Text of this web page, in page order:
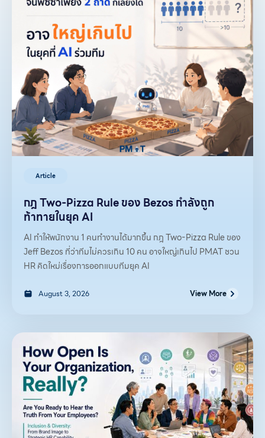
Article
กฎ Two-Pizza Rule ของ Bezos กำลังถูก
ท้าทายในยุค AI
AI ทำให้พนักงาน 1 คนทำงานได้มากขึ้น กฎ Two-Pizza Rule ของ
Jeff Bezos ที่ว่าทีมไม่ควรเกิน 10 คน อาจใหญ่เกินไป PMAT ชวน
HR คิดใหม่เรื่องการออกแบบทีมยุค AI
August 3, 2026 View More